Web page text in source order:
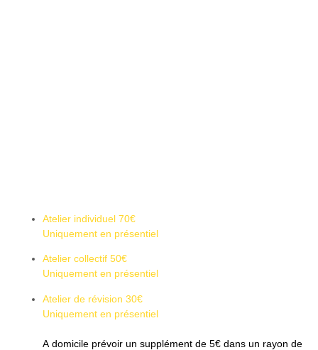
Atelier individuel 70€
Uniquement en présentiel
Atelier collectif 50€
Uniquement en présentiel
Atelier de révision 30€
Uniquement en présentiel
A domicile prévoir un supplément de 5€ dans un rayon de